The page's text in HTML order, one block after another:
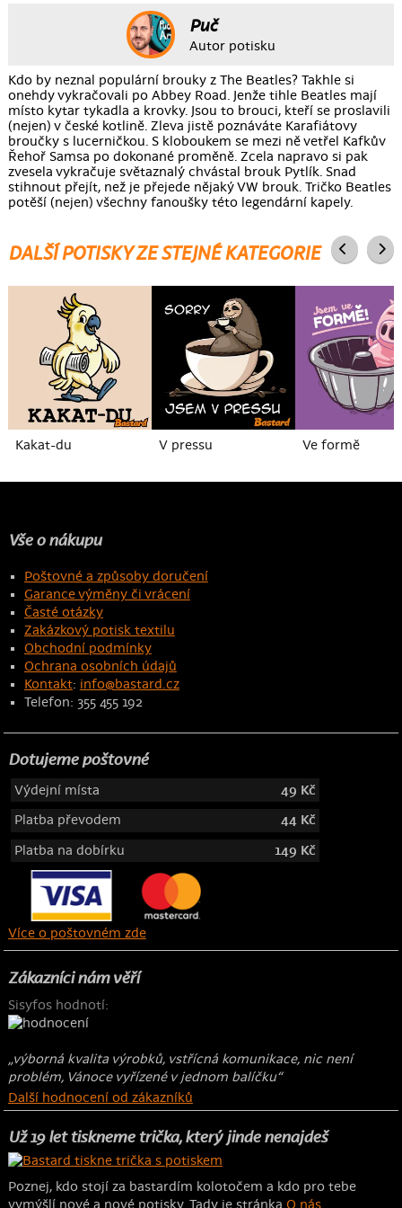
Puč
Autor potisku
Kdo by neznal populární brouky z The Beatles? Takhle si
onehdy vykračovali po Abbey Road. Jenže tihle Beatles mají
místo kytar tykadla a krovky. Jsou to brouci, kteří se proslavili
(nejen) v české kotlině. Zleva jistě poznáváte Karafiátovy
broučky s lucerničkou. S kloboukem se mezi ně vetřel Kafkův
Řehoř Samsa po dokonané proměně. Zcela napravo si pak
zvesela vykračuje světaznalý chvástal brouk Pytlík. Snad
stihnout přejít, než je přejede nějaký VW brouk. Tričko Beatles
potěší (nejen) všechny fanoušky této legendární kapely.
DALŠÍ POTISKY ZE STEJNÉ KATEGORIE
Kakat-du V pressu Ve formě
Vše o nákupu
Poštovné a způsoby doručení
Garance výměny či vrácení
Časté otázky
Zakázkový potisk textilu
Obchodní podmínky
Ochrana osobních údajů
Kontakt: info@bastard.cz
Telefon: 355 455 192
Dotujeme poštovné
Výdejní místa
49 Kč
Platba převodem
44 Kč
Platba na dobírku
149 Kč
Více o poštovném zde
Zákazníci nám věří
Sisyfos hodnotí:
„výborná kvalita výrobků, vstřícná komunikace, nic není
problém, Vánoce vyřízené v jednom balíčku“
Další hodnocení od zákazníků
Už 19 let tiskneme trička, který jinde nenajdeš
Poznej, kdo stojí za bastardím kolotočem a kdo pro tebe
vymýšlí nové a nové potisky. Tady je stránka O nás.